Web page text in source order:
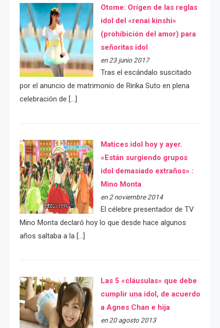
Otome: Orígen de las reglas
idol del «renai kinshi»
(prohibición del amor) para
señoritas idol
en 23 junio 2017
Tras el escándalo suscitado
por el anuncio de matrimonio de Ririka Suto en plena
celebración de […]
Matices idol hoy y ayer.
«Están surgiendo grupos
idol demasiado extraños» :
Mino Monta
en 2 noviembre 2014
El célebre presentador de TV
Mino Monta declaró hoy lo que desde hace algunos
años saltaba a la […]
Las 5 «cláusulas» que debe
cumplir una idol, de acuerdo
a Agnes Chan e hija
en 20 agosto 2013